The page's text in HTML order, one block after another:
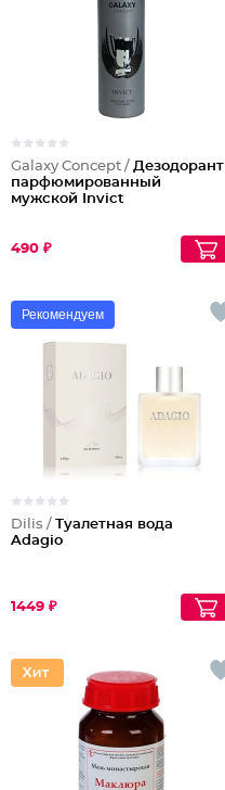
Galaxy Concept / Дезодорант
парфюмированный
мужской Invict
490 ₽
Рекомендуем
Dilis / Туалетная вода
Adagio
1449 ₽